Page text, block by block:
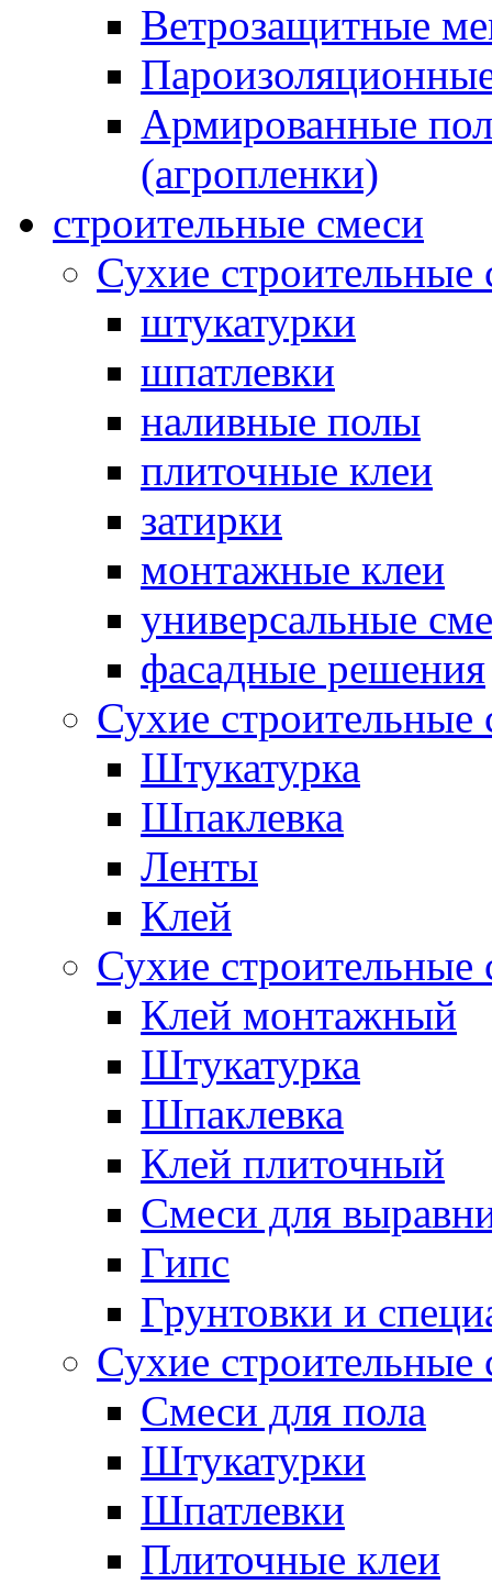
Ветрозащитные
Армированные
(агропленки)
строительные смеси
Сухие строительные
штукатурки
шпатлевки
наливные полы
плиточные клеи
затирки
монтажные клеи
универсальные
фасадные решения
Сухие
Штукатурка
Шпаклевка
Ленты
Клей
Сухие
Клей монтажный
Штукатурка
Шпаклевка
Клей плиточный
Смеси для
Гипс
Грунтовки и
Сухие
Смеси для пола
Штукатурки
Шпатлевки
Плиточные клеи